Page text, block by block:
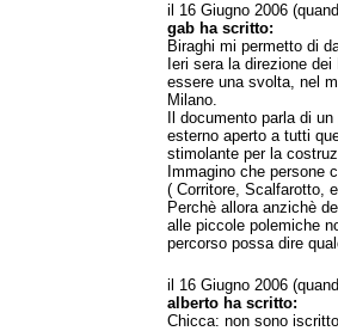
il 16 Giugno 2006
gab ha scritto:
Biraghi mi permetto di
Ieri sera la direzione
essere una svolta, nel
Milano.
Il documento parla di
esterno aperto a tutti
stimolante per la
Immagino che persone
( Corritore, Scalfarotto,
Perchè allora anzichè
alle piccole polemiche
percorso possa dire
il 16 Giugno 2006
alberto ha scritto:
Chicca: non sono